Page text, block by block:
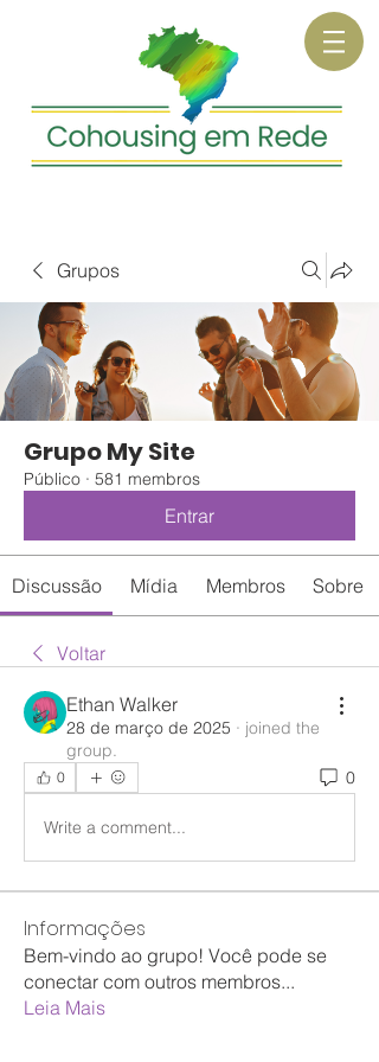
Grupos
Grupo My Site
Público · 581 membros
Entrar
Discussão Mídia Membros Sobre
Voltar
Ethan Walker
28 de março de 2025 · joined the
group.
0 0
Write a comment...
Informações
Bem-vindo ao grupo! Você pode se
conectar com outros membros...
Leia Mais